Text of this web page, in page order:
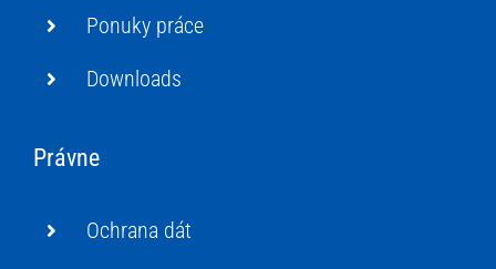
Ponuky práce
Downloads
Právne
Ochrana dát